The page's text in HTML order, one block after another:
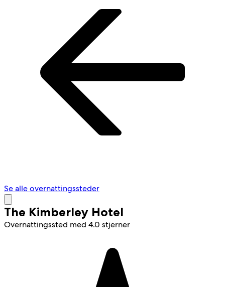
Se alle overnattingssteder
The Kimberley Hotel
Overnattingssted med 4.0 stjerner